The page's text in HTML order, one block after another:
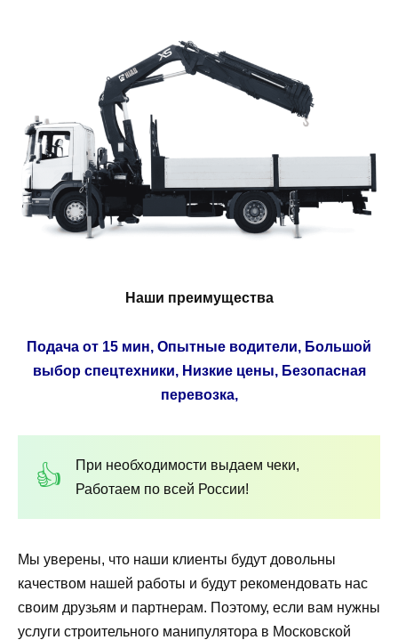
Наши преимущества
Подача от 15 мин, Опытные водители, Большой
выбор спецтехники, Низкие цены, Безопасная
перевозка,
При необходимости выдаем чеки,
Работаем по всей России!
Мы уверены, что наши клиенты будут довольны
качеством нашей работы и будут рекомендовать нас
своим друзьям и партнерам. Поэтому, если вам нужны
услуги строительного манипулятора в Московской